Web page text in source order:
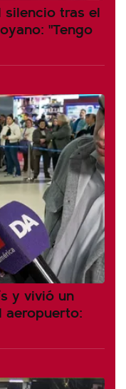
silencio tras el
"Tengo
y vivió un
aeropuerto: